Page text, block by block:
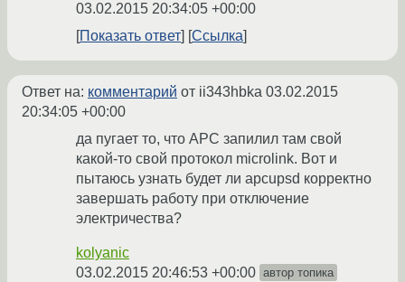
03.02.2015 20:34:05 +00:00
Показать ответ
Ссылка
Ответ на: комментарий от ii343hbka 03.02.2015
20:34:05 +00:00
да пугает то, что APC запилил там свой
какой-то свой протокол microlink. Вот и
пытаюсь узнать будет ли apcupsd корректно
завершать работу при отключение
электричества?
kolyanic
03.02.2015 20:46:53 +00:00 автор топика